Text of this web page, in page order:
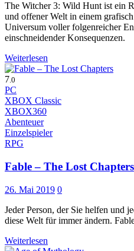
The Witcher 3: Wild Hunt ist ein
und offener Welt in einem
Universum voller folgenreicher
einschneidender Konsequenzen.
Weiterlesen
7.0
PC
XBOX Classic
XBOX360
Abenteuer
Einzelspieler
RPG
Fable – The Lost Chapters
26. Mai 2019 0
Jeder Person, der Sie helfen und
diese Welt für immer ändern.
Weiterlesen